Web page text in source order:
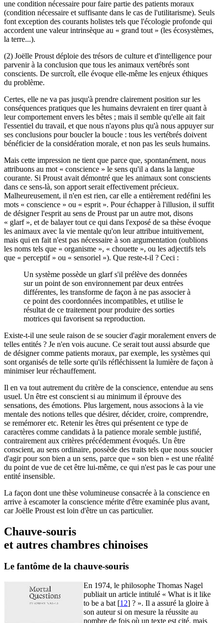
une condition nécessaire pour faire partie des patients moraux
(condition nécessaire et suffisante dans le cas de l'utilitarisme). Seuls
font exception des courants holistes tels que l'écologie profonde qui
accordent une valeur intrinsèque au « grand tout » (les écosystèmes,
la terre...).
(2) Joëlle Proust déploie des trésors de culture et d'intelligence pour
parvenir à la conclusion que tous les animaux vertébrés sont
conscients. De surcroît, elle évoque elle-même les enjeux éthiques
du problème.
Certes, elle ne va pas jusqu'à prendre clairement position sur les
conséquences pratiques que les humains devraient en tirer quant à
leur comportement envers les bêtes ; mais il semble qu'elle ait fait
l'essentiel du travail, et que nous n'ayons plus qu'à nous appuyer sur
ses conclusions pour boucler la boucle : tous les vertébrés doivent
bénéficier de la considération morale, et non pas les seuls humains.
Mais cette impression ne tient que parce que, spontanément, nous
attribuons au mot « conscience » le sens qu'il a dans la langue
courante. Si Proust avait démontré que les animaux sont conscients
dans ce sens-là, son apport serait effectivement précieux.
Malheureusement, il n'en est rien, car elle a entièrement redéfini les
mots « conscience » ou « esprit ». Pour échapper à l'illusion, il suffit
de désigner l'esprit au sens de Proust par un autre mot, disons
« glarf », et de balayer tout ce qui dans l'exposé de sa thèse évoque
les animaux avec la vie mentale qu'on leur attribue intuitivement,
mais qui en fait n'est pas nécessaire à son argumentation (oublions
les noms tels que « organisme », « chouette », ou les adjectifs tels
que « perceptif » ou « sensoriel »). Que reste-t-il ? Ceci :
Un système possède un glarf s'il prélève des données
sur un point de son environnement par deux entrées
différentes, les transforme de façon à ne pas associer à
ce point des coordonnées incompatibles, et utilise le
résultat de ce traitement pour produire des sorties
motrices qui favorisent sa reproduction.
Existe-t-il une seule raison de se soucier d'agir moralement envers de
telles entités ? Je n'en vois aucune. Ce serait tout aussi absurde que
de désigner comme patients moraux, par exemple, les systèmes qui
sont organisés de telle sorte qu'ils réfléchissent la lumière de façon à
minimiser leur réchauffement.
Il en va tout autrement du critère de la conscience, entendue au sens
usuel. Un être est conscient si au minimum il éprouve des
sensations, des émotions. Plus largement, nous associons à la vie
mentale des notions telles que désirer, décider, croire, comprendre,
se remémorer etc. Retenir les êtres qui présentent ce type de
caractères comme candidats à la patience morale semble justifié,
contrairement aux critères précédemment évoqués. Un être
conscient, au sens ordinaire, possède des traits tels que nous soucier
d'agir pour son bien a un sens, parce que « son bien » est une réalité
du point de vue de cet être lui-même, ce qui n'est pas le cas pour une
entité insensible.
La façon dont une thèse volumineuse consacrée à la conscience en
arrive à escamoter la conscience mérite d'être examinée plus avant,
car Joëlle Proust est loin d'être un cas particulier.
Chauve-souris
et autres chambres chinoises
Le fantôme de la chauve-souris
En 1974, le philosophe Thomas Nagel
publiait un article intitulé « What is it like
to be a bat [12] ? ». Il a assuré la gloire à
son auteur si on mesure la réussite au
nombre de fois où un texte est cité, mais